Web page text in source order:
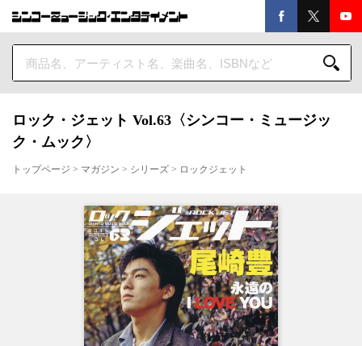
ロック・ジェット Vol.63〈シンコー・ミュージッ
ク・ムック〉
トップページ > マガジン > シリーズ > ロックジェット